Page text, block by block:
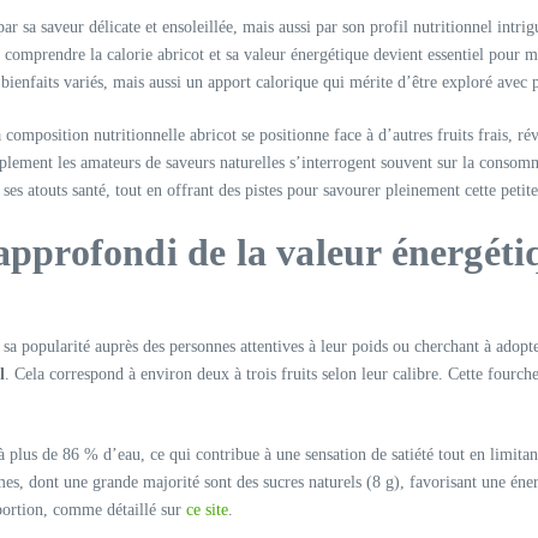
sa saveur délicate et ensoleillée, mais aussi par son profil nutritionnel
la calorie abricot et sa valeur énergétique devient essentiel pour
variés, mais aussi un apport calorique qui mérite d’être exploré avec
nutritionnelle abricot se positionne face à d’autres fruits frais,
les amateurs de saveurs naturelles s’interrogent souvent sur la
atouts santé, tout en offrant des pistes pour savourer pleinement cette
de la valeur
popularité auprès des personnes attentives à leur poids ou cherchant à
. Cela correspond à environ deux à trois fruits selon leur calibre. Cette
de 86 % d’eau, ce qui contribue à une sensation de satiété tout en
dont une grande majorité sont des sucres naturels (8 g), favorisant une
comme détaillé sur ce site.